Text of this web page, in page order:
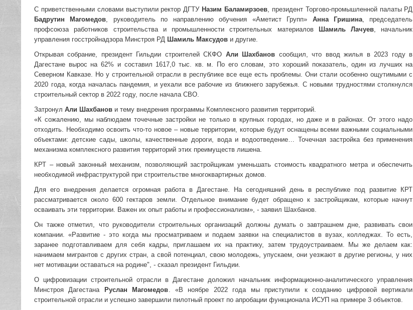
С приветственными словами выступили ректор ДГТУ Назим Баламирзоев , президент Торгово-промышленной палаты РД
Бадрутин Магомедов , руководитель по направлению обучения «Аметист Групп» Анна Гришина , председатель
профсоюза работников строительства и промышленности строительных материалов
Шамиль Лачуев , начальник
управления госстройнадзора Минстроя РД Шамиль Максудов и другие.
Открывая собрание, президент Гильдии строителей СКФО Али Шахбанов сообщил, что ввод жилья в 2023 году в
Дагестане вырос на 62% и составил 1617,0 тыс. кв. м. По его словам, это хороший показатель, один из лучших на
Северном Кавказе. Но у строительной отрасли в республике все еще есть проблемы. Они стали особенно ощутимыми с
2020 года, когда началась пандемия, и уехали все рабочие из ближнего зарубежья. С новыми трудностями столкнулся
строительный сектор в 2022 году, после начала СВО.
Затронул Али Шахбанов и тему внедрения программы Комплексного развития территорий.
«К сожалению, мы наблюдаем точечные застройки не только в крупных городах, но даже и в районах. От этого надо
отходить. Необходимо освоить что-то новое – новые территории, которые будут оснащены всеми важными социальными
объектами: детские сады, школы, качественные дороги, вода и водоотведение… Точечная застройка без применения
механизма комплексного развития территорий этих преимуществ лишена.
КРТ – новый законный механизм, позволяющий застройщикам уменьшать стоимость квадратного метра и обеспечить
необходимой инфраструктурой при строительстве многоквартирных домов.
Для его внедрения делается огромная работа в Дагестане. На сегодняшний день в республике под развитие КРТ
рассматривается около 600 гектаров земли. Отдельное внимание будет обращено к застройщикам, которые начнут
осваивать эти территории. Важен их опыт работы и профессионализм», - заявил Шахбанов.
Он также отметил, что руководители строительных организаций должны думать о завтрашнем дне, развивать свои
компании. «Развитие - это когда мы просматриваем и подаем заявки на специалистов в вузах, колледжах. То есть,
заранее подготавливаем для себя кадры, приглашаем их на практику, затем трудоустраиваем. Мы же делаем как:
нанимаем мигрантов с других стран, а свой потенциал, свою молодежь, упускаем, они уезжают в другие регионы, у них
нет мотивации оставаться на родине", - сказал президент Гильдии.
О цифровизации строительной отрасли в Дагестане доложил начальник информационно-аналитического управления
Минстроя Дагестана
Руслан Магомедов . «В ноябре 2022 года мы приступили к созданию цифровой вертикали
строительной отрасли и успешно завершили пилотный проект по апробации функционала ИСУП на примере 3 объектов.